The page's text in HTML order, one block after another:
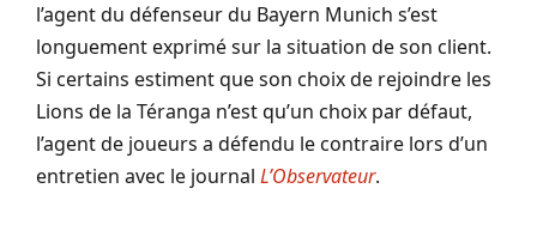
l’agent du défenseur du Bayern Munich s’est
longuement exprimé sur la situation de son client.
Si certains estiment que son choix de rejoindre les
Lions de la Téranga n’est qu’un choix par défaut,
l’agent de joueurs a défendu le contraire lors d’un
entretien avec le journal L’Observateur.